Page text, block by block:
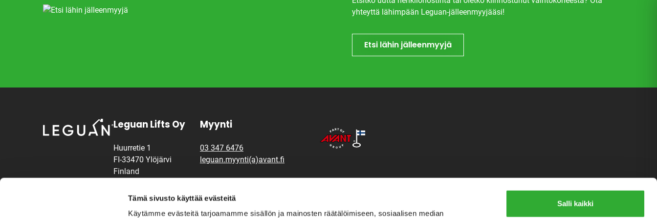
Tämä sivusto käyttää evästeitä
Käytämme evästeitä tarjoamamme sisällön ja mainosten räätälöimiseen, sosiaalisen median
Salli kaikki
yhteyttä lähimpään Leguan-jälleenmyyjääsi!
Etsi lähin jälleenmyyjä
Leguan Lifts Oy
Huurretie 1
FI-33470 Ylöjärvi
Finland
Instagram
Facebook
LinkedInYoutube
Myynti
03 347 6476
leguan.myynti(a)avant.fi